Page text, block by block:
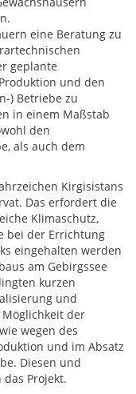
eine Beratung zu
geplante
und den
) Betriebe zu
in einem Maßstab
den
als auch dem
Kirgisistans
Das erfordert die
Klimaschutz,
bei der Errichtung
eingehalten werden
am Gebirgssee
kurzen
und
der
wegen des
und im Absatz
Diesen und
Projekt.